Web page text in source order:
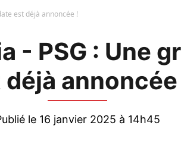
est déjà annoncée !
- PSG : Une
annoncée
le 16 janvier 2025 à 14h45